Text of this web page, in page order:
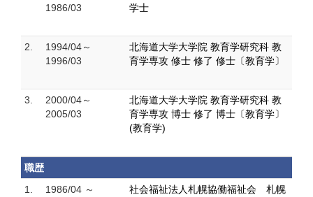
1986/03
学士
2.
1994/04～
1996/03
北海道大学大学院 教育学研究科 教
育学専攻 修士 修了 修士〔教育学〕
3.
2000/04～
2005/03
北海道大学大学院 教育学研究科 教
育学専攻 博士 修了 博士〔教育学〕
(教育学)
職歴
1.
1986/04 ～
社会福祉法人札幌協働福祉会 札幌